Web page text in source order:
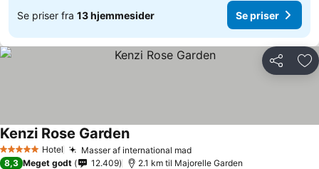
Se priser fra 13 hjemmesider Se priser
Del
5 Stjerner Hotel Masser af international mad
Kenzi Rose Garden
8,3 Meget godt 12.409 2.1 km til Majorelle Garden